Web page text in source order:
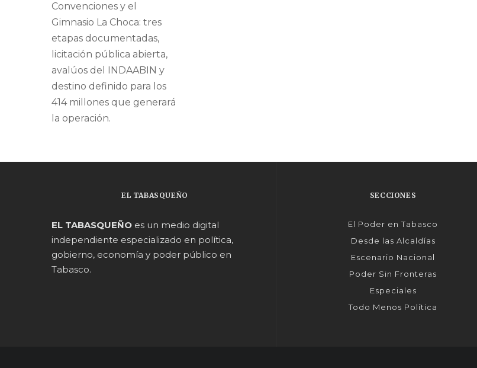
Convenciones y el
Gimnasio La Choca: tres
etapas documentadas,
licitación pública abierta,
avalúos del INDAABIN y
destino definido para los
414 millones que generará
la operación.
EL TABASQUEÑO
EL TABASQUEÑO es un medio digital
independiente especializado en política,
gobierno, economía y poder público en
Tabasco.
SECCIONES
El Poder en Tabasco
Desde las Alcaldías
Escenario Nacional
Poder Sin Fronteras
Especiales
Todo Menos Política